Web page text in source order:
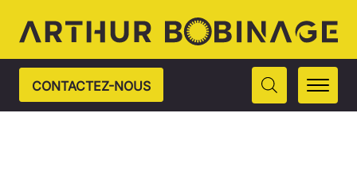
CONTACTEZ-NOUS